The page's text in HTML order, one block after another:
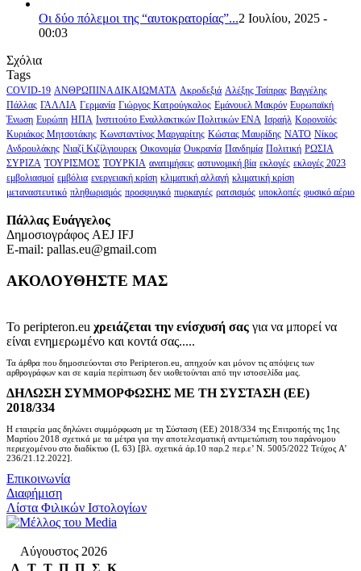
Οι δύο πόλεμοι της “αυτοκρατορίας”...2 Ιουλίου, 2025 -
00:03
Σχόλια
Tags
COVID-19 ΑΝΘΡΩΠΙΝΑ ΔΙΚΑΙΩΜΑΤΑ Ακροδεξιά Αλέξης Τσίπρας Βαγγέλης
Πάλλας ΓΑΛΛΙΑ Γερμανία Γιώργος Κατρούγκαλος Εμάνουελ Μακρόν Ευρωπαϊκή
Ένωση Ευρώπη ΗΠΑ Ινστιτούτο Εναλλακτικών Πολιτικών ΕΝΑ Ισραήλ Κορονοϊός
Κυριάκος Μητσοτάκης Κωνσταντίνος Μαργαρίτης Κώστας Μαυρίδης ΝΑΤΟ Νίκος
Ανδρουλάκης Νιαζί Κιζίλγιουρεκ Οικονομία Ουκρανία Πανδημία Πολιτική ΡΩΣΙΑ
ΣΥΡΙΖΑ ΤΟΥΡΙΣΜΟΣ ΤΟΥΡΚΙΑ ανατιμήσεις αστυνομική βία εκλογές εκλογές 2023
εμβολιασμοί εμβόλια ενεργειακή κρίση κλιματική αλλαγή κλιματική κρίση
μεταναστευτικό πληθωρισμός προσφυγικό πυρκαγιές ρατσισμός υποκλοπές φυσικό αέριο
Πάλλας Ευάγγελος
Δημοσιογράφος AEJ ΙFJ
E-mail: pallas.eu@gmail.com
ΑΚΟΛΟΥΘΗΣΤΕ ΜΑΣ
Το peripteron.eu χρειάζεται την ενίσχυσή σας για να μπορεί να
είναι ενημερωμένο και κοντά σας.....
Τα άρθρα που δημοσιεύονται στο Peripteron.eu, απηχούν και μόνον τις απόψεις των
αρθρογράφων και σε καμία περίπτωση δεν υιοθετούνται από την ιστοσελίδα μας.
ΔΗΛΩΣΗ ΣΥΜΜΟΡΦΩΣΗΣ ΜΕ ΤΗ ΣΥΣΤΑΣΗ (ΕΕ)
2018/334
Η εταιρεία μας δηλώνει συμμόρφωση με τη Σύσταση (ΕΕ) 2018/334 της Επιτροπής της 1ης
Μαρτίου 2018 σχετικά με τα μέτρα για την αποτελεσματική αντιμετώπιση του παράνομου
περιεχομένου στο διαδίκτυο (L 63) [βλ. σχετικά άρ.10 παρ.2 περ.ε’ Ν. 5005/2022 Τεύχος A’
236/21.12.2022].
Επικοινωνία
Διαφήμιση
Λίστα Φιλικών Ιστολογίων
Αύγουστος 2026
Δ Τ Τ Π Π Σ Κ